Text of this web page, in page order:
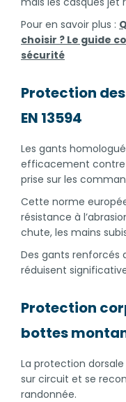
Pour en savoir plus :
choisir ? Le guide
sécurité
Protection
EN 13594
Les gants
efficacement contre
prise sur les
Cette norme
résistance à
chute, les mains
Des gants renforcés
réduisent
Protection
bottes
La protection dorsale
sur circuit et se
randonnée.